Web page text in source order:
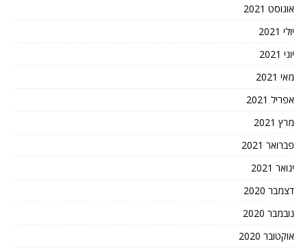
אוגוסט 2021
יולי 2021
יוני 2021
מאי 2021
אפריל 2021
מרץ 2021
פברואר 2021
ינואר 2021
דצמבר 2020
נובמבר 2020
אוקטובר 2020